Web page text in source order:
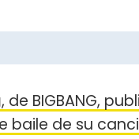
, de BIGBANG,
baile de su